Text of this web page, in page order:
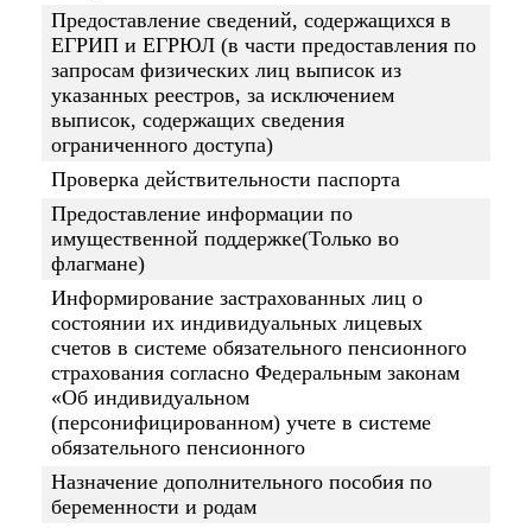
Предоставление сведений, содержащихся в
ЕГРИП и ЕГРЮЛ (в части предоставления по
запросам физических лиц выписок из
указанных реестров, за исключением
выписок, содержащих сведения
ограниченного доступа)
Проверка действительности паспорта
Предоставление информации по
имущественной поддержке(Только во
флагмане)
Информирование застрахованных лиц о
состоянии их индивидуальных лицевых
счетов в системе обязательного пенсионного
страхования согласно Федеральным законам
«Об индивидуальном
(персонифицированном) учете в системе
обязательного пенсионного
Назначение дополнительного пособия по
беременности и родам